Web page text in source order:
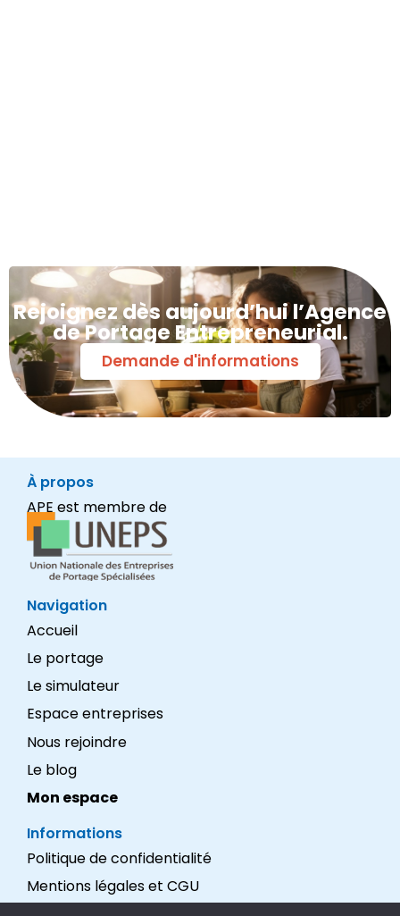
Rejoignez dès aujourd’hui l’Agence
de Portage Entrepreneurial.
Demande d'informations
À propos
APE est membre de
Navigation
Accueil
Le portage
Le simulateur
Espace entreprises
Nous rejoindre
Le blog
Mon espace
Informations
Politique de confidentialité
Mentions légales et CGU